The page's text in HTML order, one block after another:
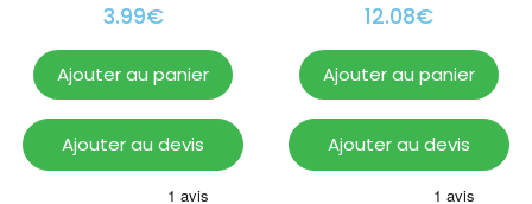
3.99€
Ajouter au panier
Ajouter au devis
12.08€
Ajouter au panier
Ajouter au devis